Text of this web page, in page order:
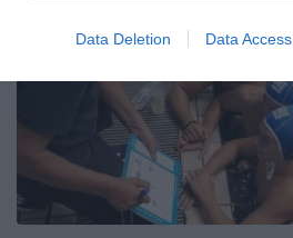
Data Deletion Data Access